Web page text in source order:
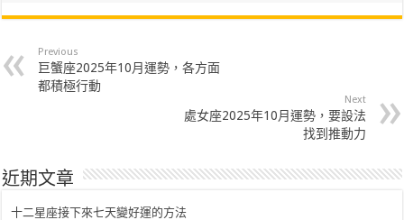
Previous
巨蟹座2025年10月運勢，各方面
都積極行動
Next
處女座2025年10月運勢，要設法
找到推動力
近期文章
十二星座接下來七天變好運的方法